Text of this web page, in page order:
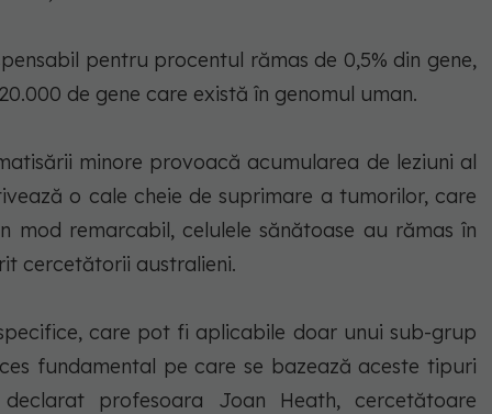
pentru procentul rămas de 0,5% din gene,
de gene care există în genomul uman.
minore provoacă acumularea de leziuni al
o cale cheie de suprimare a tumorilor, care
remarcabil, celulele sănătoase au rămas în
cercetătorii australieni.
care pot fi aplicabile doar unui sub-grup
fundamental pe care se bazează aceste tipuri
profesoara Joan Heath, cercetătoare